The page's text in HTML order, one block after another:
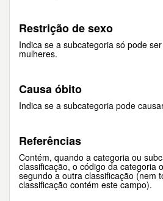
Restrição de sexo
Indica se a subcategoria só pode
mulheres.
Causa óbito
Indica se a subcategoria pode
Referências
Contém, quando a categoria ou
classificação, o código da categoria
segundo a outra classificação (nem
classificação contém este campo).